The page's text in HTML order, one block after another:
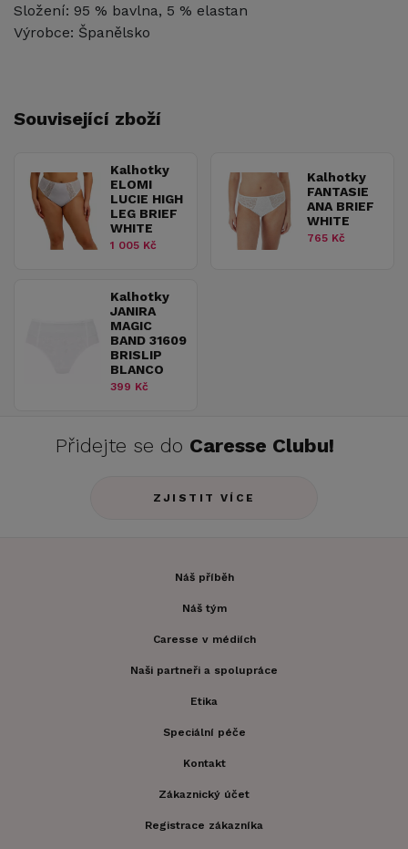
Složení: 95 % bavlna, 5 % elastan
Výrobce: Španělsko
Související zboží
Kalhotky
ELOMI
LUCIE HIGH
LEG BRIEF
WHITE
1 005 Kč
Kalhotky
FANTASIE
ANA BRIEF
WHITE
765 Kč
Kalhotky
JANIRA
MAGIC
BAND 31609
BRISLIP
BLANCO
399 Kč
Přidejte se do Caresse Clubu!
ZJISTIT VÍCE
Náš příběh
Náš tým
Caresse v médiích
Naši partneři a spolupráce
Etika
Speciální péče
Kontakt
Zákaznický účet
Registrace zákazníka